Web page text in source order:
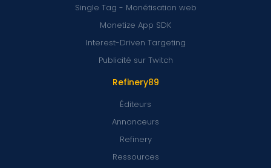
Refinery89
Éditeurs
Annonceurs
Refinery
Ressources
Single Tag - Monétisation web
Monetize App SDK
Interest-Driven Targeting
Publicité sur Twitch